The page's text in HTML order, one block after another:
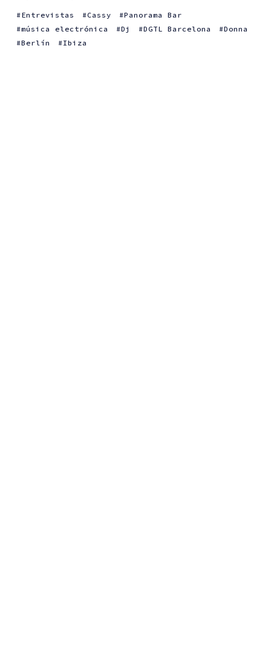
Entrevistas Cassy
Panorama Bar
música electrónica
Dj DGTL Barcelona
Donna
Berlín
Ibiza